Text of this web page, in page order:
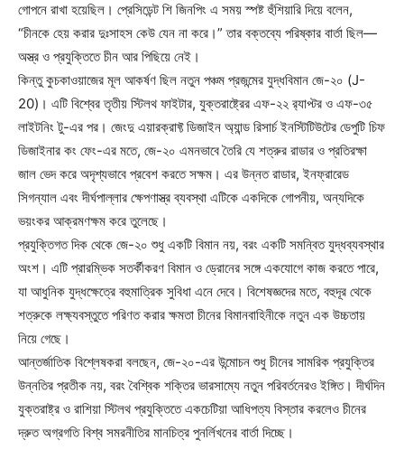
গোপনে রাখা হয়েছিল। প্রেসিডেন্ট শি জিনপিং এ সময় স্পষ্ট হুঁশিয়ারি দিয়ে বলেন,
“চীনকে হেয় করার দুঃসাহস কেউ যেন না করে।” তার বক্তব্যে পরিষ্কার বার্তা ছিল—
অস্ত্র ও প্রযুক্তিতে চীন আর পিছিয়ে নেই।
কিন্তু কুচকাওয়াজের মূল আকর্ষণ ছিল নতুন পঞ্চম প্রজন্মের যুদ্ধবিমান জে-২০ (J-
20)। এটি বিশ্বের তৃতীয় স্টিলথ ফাইটার, যুক্তরাষ্ট্রের এফ-২২ র‌্যাপ্টর ও এফ-৩৫
লাইটনিং টু-এর পর। জেংদু এয়ারক্রাফ্ট ডিজাইন অ্যান্ড রিসার্চ ইনস্টিটিউটের ডেপুটি চিফ
ডিজাইনার কং ফেং-এর মতে, জে-২০ এমনভাবে তৈরি যে শত্রুর রাডার ও প্রতিরক্ষা
জাল ভেদ করে অদৃশ্যভাবে প্রবেশ করতে সক্ষম। এর উন্নত রাডার, ইনফ্রারেড
সিগন্যাল এবং দীর্ঘপাল্লার ক্ষেপণাস্ত্র ব্যবস্থা এটিকে একদিকে গোপনীয়, অন্যদিকে
ভয়ংকর আক্রমণক্ষম করে তুলেছে।
প্রযুক্তিগত দিক থেকে জে-২০ শুধু একটি বিমান নয়, বরং একটি সমন্বিত যুদ্ধব্যবস্থার
অংশ। এটি প্রারম্ভিক সতর্কীকরণ বিমান ও ড্রোনের সঙ্গে একযোগে কাজ করতে পারে,
যা আধুনিক যুদ্ধক্ষেত্রে বহুমাত্রিক সুবিধা এনে দেবে। বিশেষজ্ঞদের মতে, বহুদূর থেকে
শত্রুকে লক্ষ্যবস্তুতে পরিণত করার ক্ষমতা চীনের বিমানবাহিনীকে নতুন এক উচ্চতায়
নিয়ে গেছে।
আন্তর্জাতিক বিশ্লেষকরা বলছেন, জে-২০-এর উন্মোচন শুধু চীনের সামরিক প্রযুক্তির
উন্নতির প্রতীক নয়, বরং বৈশ্বিক শক্তির ভারসাম্যে নতুন পরিবর্তনেরও ইঙ্গিত। দীর্ঘদিন
যুক্তরাষ্ট্র ও রাশিয়া স্টিলথ প্রযুক্তিতে একচেটিয়া আধিপত্য বিস্তার করলেও চীনের
দ্রুত অগ্রগতি বিশ্ব সমরনীতির মানচিত্র পুনর্লিখনের বার্তা দিচ্ছে।